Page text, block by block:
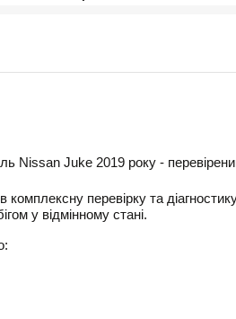
Nissan Juke 2019 року -
перевірку та
у відмінному стані.